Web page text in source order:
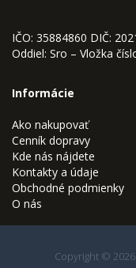
IČO: 35884860 DIČ:
Oddiel: Sro – Vložka
Informácie
Ako nakupovať
Cenník dopravy
Kde nás nájdete
Kontakty a údaje
Obchodné podmienky
O nás
Copyright ©